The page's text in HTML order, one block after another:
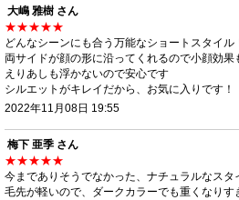
大嶋 雅樹 さん
★★★★★
どんなシーンにも合う万能なショートスタイル
両サイドが顔の形に沿ってくれるので小顔効
えりあしも浮かないので安心です
シルエットがキレイだから、お気に入りです！
2022年11月08日 19:55
梅下 亜季 さん
★★★★★
今までありそうでなかった、ナチュラルなスタ
毛先が軽いので、ダークカラーでも重くなり